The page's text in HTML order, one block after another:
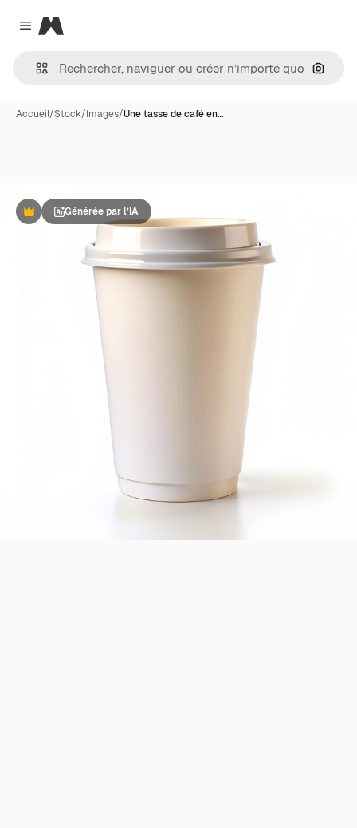
Close menu
Magnific
Accueil/Stock/Images/Une tasse de café en…
PremiumGénérée par l’IA